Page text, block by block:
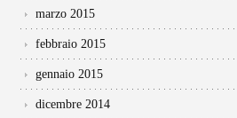
marzo 2015
febbraio 2015
gennaio 2015
dicembre 2014